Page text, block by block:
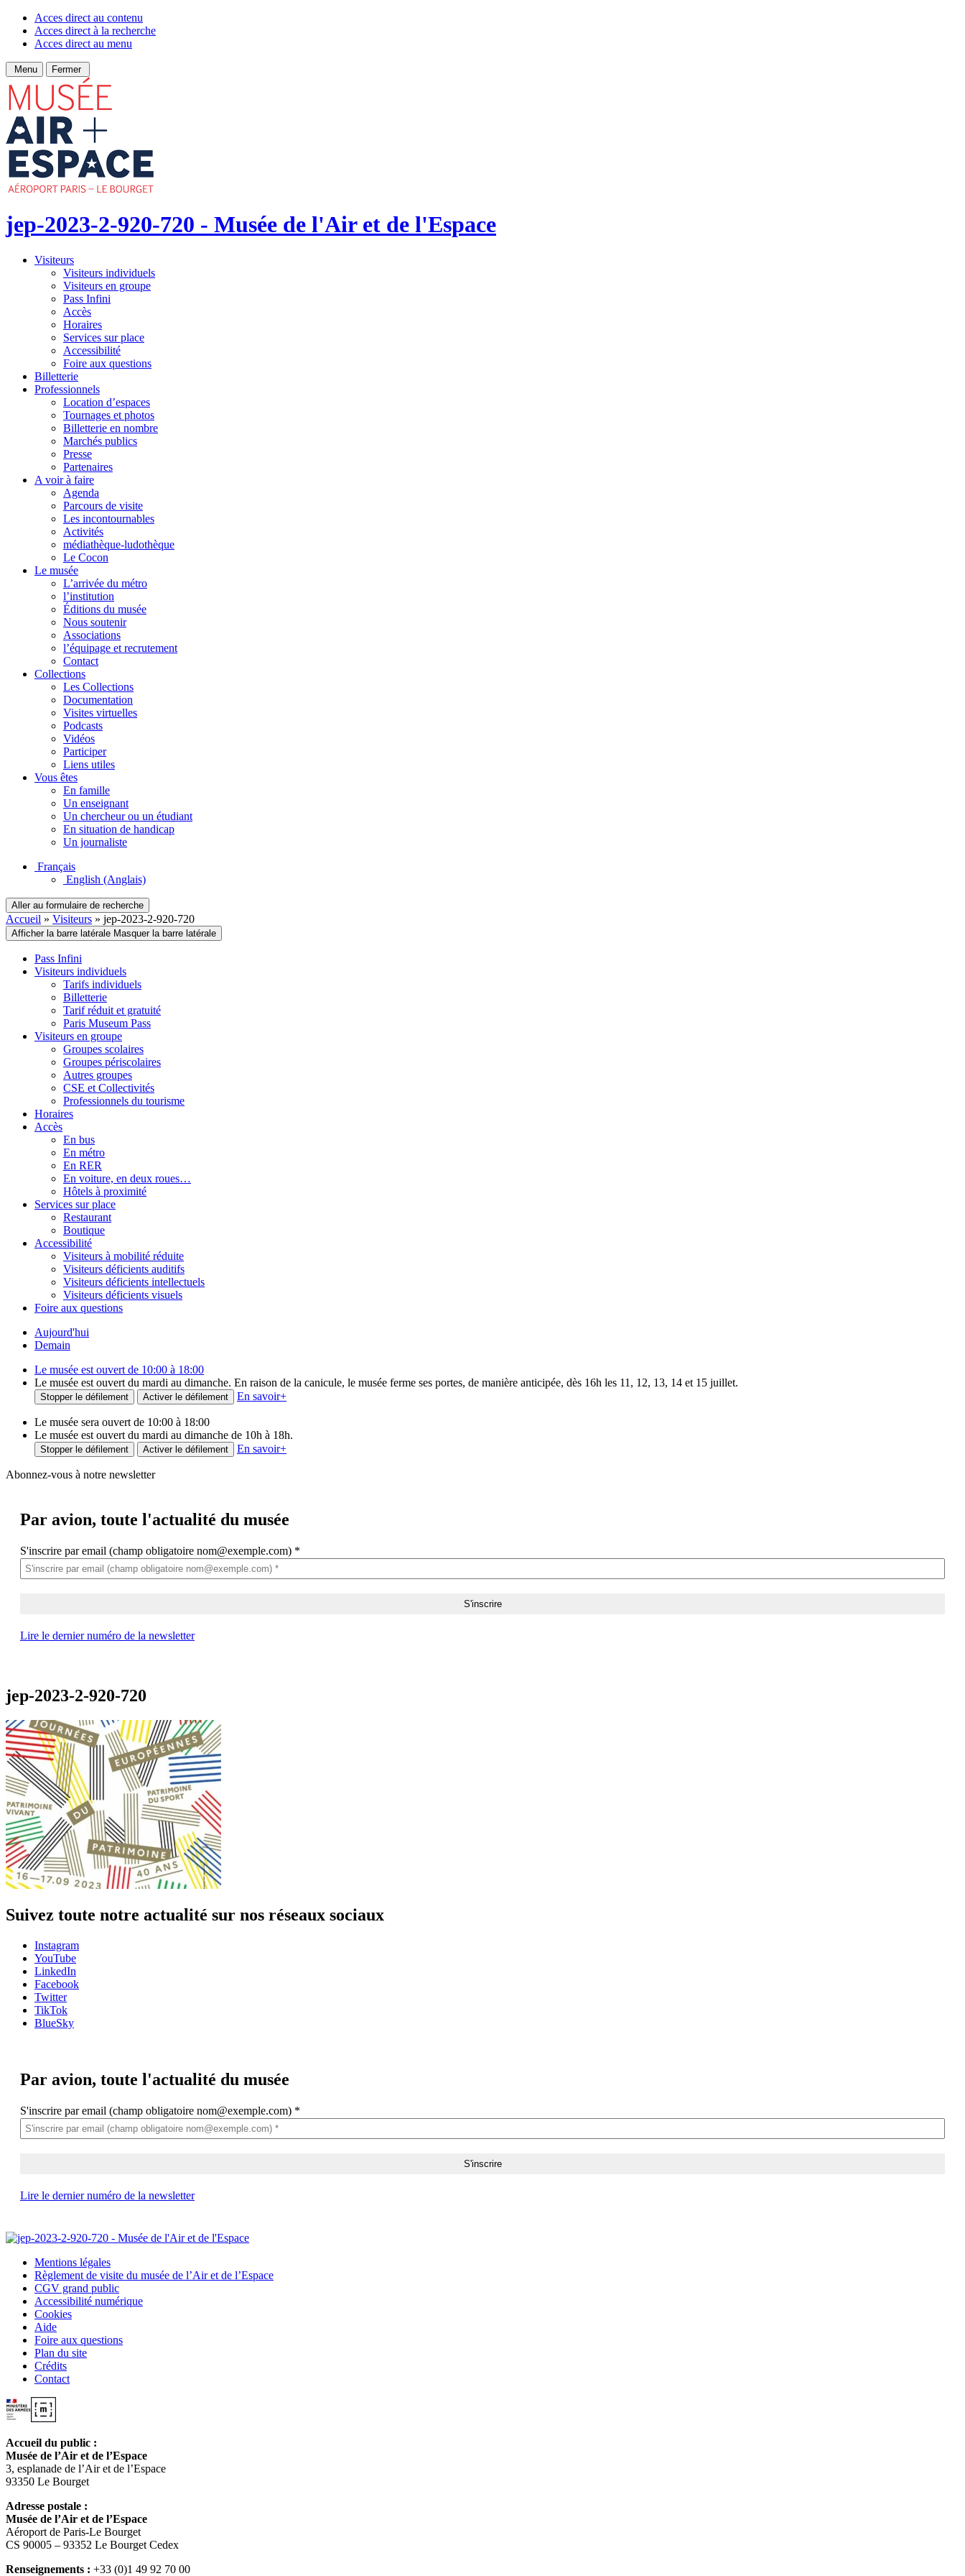
Acces direct au contenu
Acces direct à la recherche
Acces direct au menu
Menu Fermer
jep-2023-2-920-720 - Musée de l'Air et de l'Espace
Visiteurs
Visiteurs individuels
Visiteurs en groupe
Pass Infini
Accès
Horaires
Services sur place
Accessibilité
Foire aux questions
Billetterie
Professionnels
Location d’espaces
Tournages et photos
Billetterie en nombre
Marchés publics
Presse
Partenaires
A voir à faire
Agenda
Parcours de visite
Les incontournables
Activités
médiathèque-ludothèque
Le Cocon
Le musée
L’arrivée du métro
l’institution
Éditions du musée
Nous soutenir
Associations
l’équipage et recrutement
Contact
Collections
Les Collections
Documentation
Visites virtuelles
Podcasts
Vidéos
Participer
Liens utiles
Vous êtes
En famille
Un enseignant
Un chercheur ou un étudiant
En situation de handicap
Un journaliste
Français
English (Anglais)
Aller au formulaire de recherche
Accueil » Visiteurs » jep-2023-2-920-720
Afficher la barre latérale Masquer la barre latérale
Pass Infini
Visiteurs individuels
Tarifs individuels
Billetterie
Tarif réduit et gratuité
Paris Museum Pass
Visiteurs en groupe
Groupes scolaires
Groupes périscolaires
Autres groupes
CSE et Collectivités
Professionnels du tourisme
Horaires
Accès
En bus
En métro
En RER
En voiture, en deux roues…
Hôtels à proximité
Services sur place
Restaurant
Boutique
Accessibilité
Visiteurs à mobilité réduite
Visiteurs déficients auditifs
Visiteurs déficients intellectuels
Visiteurs déficients visuels
Foire aux questions
Aujourd'hui
Demain
Le musée est ouvert de 10:00 à 18:00
Le musée est ouvert du mardi au dimanche. En raison de la canicule, le musée ferme ses portes, de manière anticipée, dès 16h les 11, 12, 13, 14 et 15 juillet.
Stopper le défilement Activer le défilement En savoir+
Le musée sera ouvert de 10:00 à 18:00
Le musée est ouvert du mardi au dimanche de 10h à 18h.
Stopper le défilement Activer le défilement En savoir+
Abonnez-vous à notre newsletter
Par avion, toute l'actualité du musée
S'inscrire par email (champ obligatoire nom@exemple.com) *
Lire le dernier numéro de la newsletter
jep-2023-2-920-720
Suivez toute notre actualité sur nos réseaux sociaux
Instagram
YouTube
LinkedIn
Facebook
Twitter
TikTok
BlueSky
Par avion, toute l'actualité du musée
S'inscrire par email (champ obligatoire nom@exemple.com) *
Lire le dernier numéro de la newsletter
Mentions légales
Règlement de visite du musée de l’Air et de l’Espace
CGV grand public
Accessibilité numérique
Cookies
Aide
Foire aux questions
Plan du site
Crédits
Contact
Accueil du public :
Musée de l’Air et de l’Espace
3, esplanade de l’Air et de l’Espace
93350 Le Bourget
Adresse postale :
Musée de l’Air et de l’Espace
Aéroport de Paris-Le Bourget
CS 90005 – 93352 Le Bourget Cedex
Renseignements : +33 (0)1 49 92 70 00